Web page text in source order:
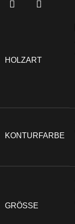
HOLZART
KONTURFARBE
GRÖSSE